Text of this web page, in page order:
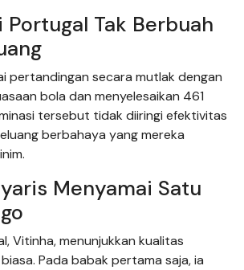
Portugal Tak Berbuah
pertandingan secara mutlak dengan
bola dan menyelesaikan 461
tersebut tidak diiringi efektivitas
berbahaya yang mereka
Menyamai Satu
Vitinha, menunjukkan kualitas
Pada babak pertama saja, ia